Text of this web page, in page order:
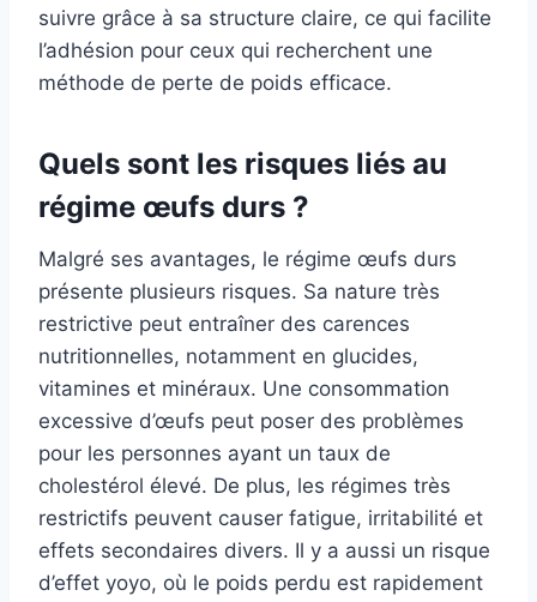
suivre grâce à sa structure claire, ce qui facilite
l’adhésion pour ceux qui recherchent une
méthode de perte de poids efficace.
Quels sont les risques liés au
régime œufs durs ?
Malgré ses avantages, le régime œufs durs
présente plusieurs risques. Sa nature très
restrictive peut entraîner des carences
nutritionnelles, notamment en glucides,
vitamines et minéraux. Une consommation
excessive d’œufs peut poser des problèmes
pour les personnes ayant un taux de
cholestérol élevé. De plus, les régimes très
restrictifs peuvent causer fatigue, irritabilité et
effets secondaires divers. Il y a aussi un risque
d’effet yoyo, où le poids perdu est rapidement